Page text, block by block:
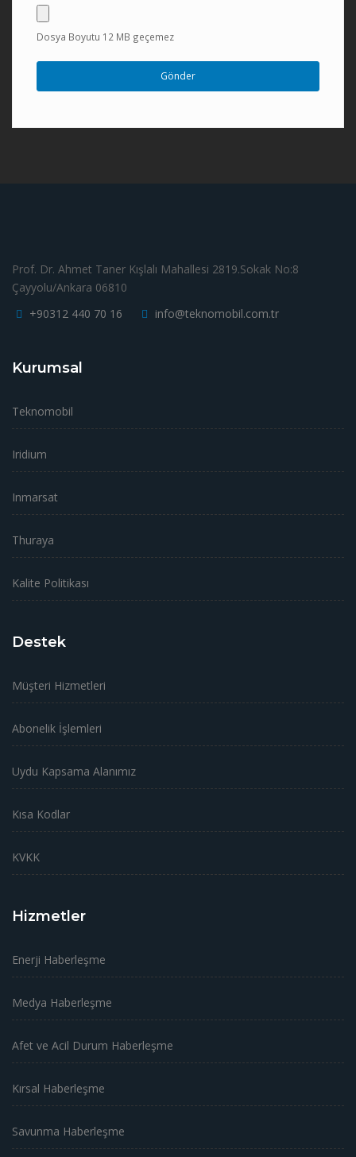
Dosya Boyutu 12 MB geçemez
Gönder
Prof. Dr. Ahmet Taner Kışlalı Mahallesi 2819.Sokak No:8
Çayyolu/Ankara 06810
+90312 440 70 16
info@teknomobil.com.tr
Kurumsal
Teknomobil
Iridium
Inmarsat
Thuraya
Kalite Politikası
Destek
Müşteri Hizmetleri
Abonelik İşlemleri
Uydu Kapsama Alanımız
Kısa Kodlar
KVKK
Hizmetler
Enerji Haberleşme
Medya Haberleşme
Afet ve Acil Durum Haberleşme
Kırsal Haberleşme
Savunma Haberleşme